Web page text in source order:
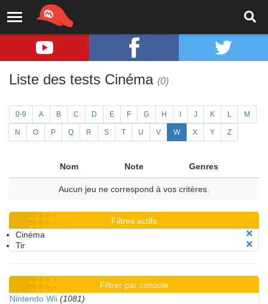
Liste des tests Cinéma (0)
0-9 A B C D E F G H J K L M
N O P Q R S T U V W X Y Z
Nom Note Genres
Aucun jeu ne correspond à vos critères.
Filtres actifs
Cinéma
Tir
Filtrer par console
Nintendo Wii (1081)